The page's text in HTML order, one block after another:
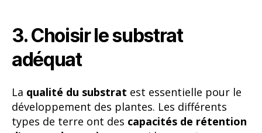
3. Choisir le substrat
adéquat
La qualité du substrat est essentielle pour le
développement des plantes. Les différents
types de terre ont des capacités de rétention